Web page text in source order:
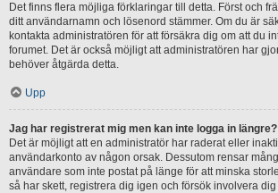
Det finns flera möjliga förklaringar till detta. Först och
ditt användarnamn och lösenord stämmer. Om du är
kontakta administratören för att försäkra dig om att du
forumet. Det är också möjligt att administratören har
behöver åtgärda detta.
Upp
Jag har registrerat mig men kan inte logga in
Det är möjligt att en administratör har raderat eller
användarkonto av någon orsak. Dessutom rensar
användare som inte postat på länge för att minska
så har skett, registrera dig igen och försök involvera